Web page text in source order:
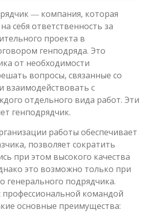
― компания, которая
себя ответственность за
проекта в
генподряда. Это
от необходимости
вопросы, связанные со
взаимодействовать с
отдельного вида работ. Эти
генподрядчик.
работы обеспечивает
позволяет сократить
при этом высокого качества
это возможно только при
генерального подрядчика.
профессиональной командой
основные преимущества: